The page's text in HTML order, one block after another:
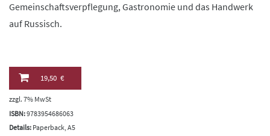
Gemeinschaftsverpflegung, Gastronomie und das Handwerk
auf Russisch.
19,50 €
zzgl. 7% MwSt
ISBN:9783954686063
Details: Paperback, A5